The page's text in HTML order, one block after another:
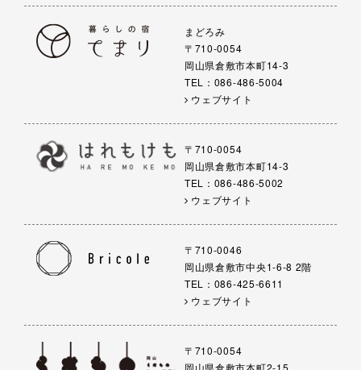
まどろみ
〒710-0054
岡山県倉敷市本町14-3
TEL：086-486-5004
ウェブサイト
〒710-0054
岡山県倉敷市本町14-3
TEL：086-486-5002
ウェブサイト
〒710-0046
岡山県倉敷市中央1-6-8 2階
TEL：086-425-6611
ウェブサイト
〒710-0054
岡山県倉敷市本町2-15